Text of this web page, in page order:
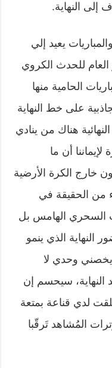
إلى النهاية.
يعيد إلي
العام للحدث الكروي
الحامية منها
على خط النهاية
هناك من ينادي
أن ما
خارج الكرة الأرضية
من الحقيقة في
السحري الهامس بل
الذي ينمو
يخصني وحدي لا
سيحسم إن
لدي قناعة بمتعة
المُشاهد تَرقّبا